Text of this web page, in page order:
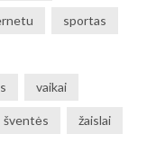
sportas
vaikai
šventės žaislai